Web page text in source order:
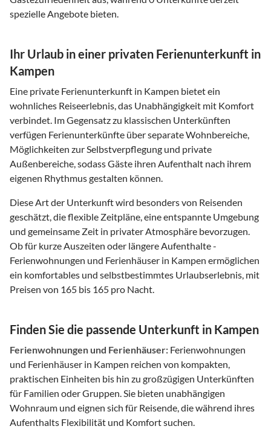
spezielle Angebote bieten.
Ihr Urlaub in einer privaten Ferienunterkunft in
Kampen
Eine private Ferienunterkunft in Kampen bietet ein
wohnliches Reiseerlebnis, das Unabhängigkeit mit Komfort
verbindet. Im Gegensatz zu klassischen Unterkünften
verfügen Ferienunterkünfte über separate Wohnbereiche,
Möglichkeiten zur Selbstverpflegung und private
Außenbereiche, sodass Gäste ihren Aufenthalt nach ihrem
eigenen Rhythmus gestalten können.
Diese Art der Unterkunft wird besonders von Reisenden
geschätzt, die flexible Zeitpläne, eine entspannte Umgebung
und gemeinsame Zeit in privater Atmosphäre bevorzugen.
Ob für kurze Auszeiten oder längere Aufenthalte -
Ferienwohnungen und Ferienhäuser in Kampen ermöglichen
ein komfortables und selbstbestimmtes Urlaubserlebnis, mit
Preisen von 165 bis 165 pro Nacht.
Finden Sie die passende Unterkunft in Kampen
Ferienwohnungen und Ferienhäuser: Ferienwohnungen
und Ferienhäuser in Kampen reichen von kompakten,
praktischen Einheiten bis hin zu großzügigen Unterkünften
für Familien oder Gruppen. Sie bieten unabhängigen
Wohnraum und eignen sich für Reisende, die während ihres
Aufenthalts Flexibilität und Komfort suchen.